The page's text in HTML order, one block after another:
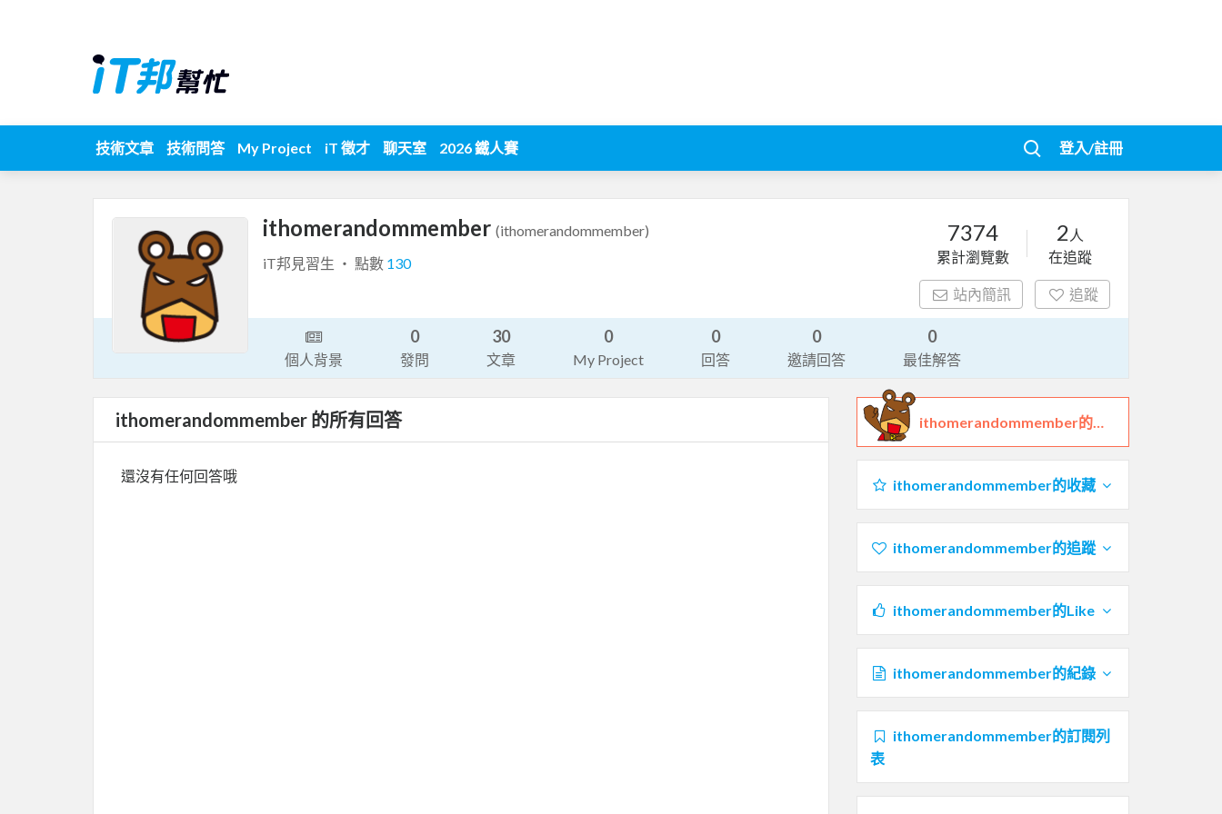
技術文章 技術問答 My Project iT 徵才 聊天室 2026 鐵人賽 登入/註冊
ithomerandommember (ithomerandommember)
iT邦見習生 ‧ 點數 130
7374
累計瀏覽數
2 人
在追蹤
站內簡訊 追蹤
個人背景
0
發問
30
文章
0
My Project
0
回答
0
邀請回答
0
最佳解答
ithomerandommember 的所有回答
還沒有任何回答哦
ithomerandommember的鐵人檔案
ithomerandommember的收藏
ithomerandommember的追蹤
ithomerandommember的Like
ithomerandommember的紀錄
ithomerandommember的訂閱列
表